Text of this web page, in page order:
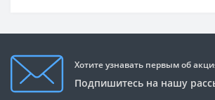
Хотите узнавать первым об
Подпишитесь на нашу